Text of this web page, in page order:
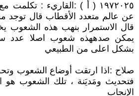
١٩٧٢٠٢٥ ( أ ) :القاريء :
عن عالم متعدد الأقطاب قال توجد
قال الاستمرار بنهب هذه الشعوب
يمكن صدههذه شعوب اصلا عدد
بشكل اعلى من الطبيعي
صلاح :اذا ارتقت أوضاع الشعوب
فتحديث ومَديَنة ، تلك الشعوب هو
الإنجاب